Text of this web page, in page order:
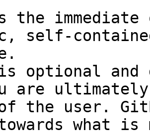
the
self-
optional and
are
the user.
towards what